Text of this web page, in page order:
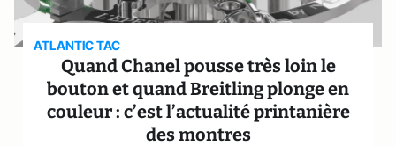
ATLANTIC TAC
Quand Chanel pousse très loin le
bouton et quand Breitling plonge en
couleur : c’est l’actualité printanière
des montres